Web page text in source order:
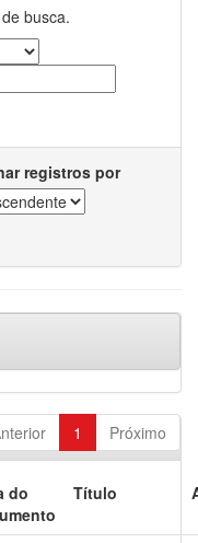
busca.
registros por
1 Próximo
do
Título